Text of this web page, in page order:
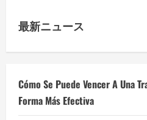
最新ニュース
Cómo Se Puede Vencer A Una
Forma Más Efectiva